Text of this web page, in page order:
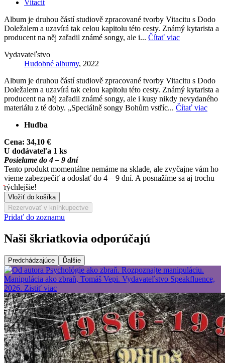
Vitacit
Album je druhou částí studiově zpracované tvorby Vitacitu s Dodo
Doležalem a uzavírá tak celou kapitolu této cesty. Známý kytarista a
producent na něj zařadil známé songy, ale i... Čítať viac
Vydavateľstvo
Hudobné albumy, 2022
Album je druhou částí studiově zpracované tvorby Vitacitu s Dodo
Doležalem a uzavírá tak celou kapitolu této cesty. Známý kytarista a
producent na něj zařadil známé songy, ale i kusy nikdy nevydaného
materiálu z té doby. „Speciálně songy Bohům vstříc... Čítať viac
Hudba
Cena: 34,10 €
U dodávateľa 1 ks
Posielame do 4 – 9 dní
Tento produkt momentálne nemáme na sklade, ale zvyčajne vám ho
vieme zabezpečiť a odoslať do 4 – 9 dní. A posnažíme sa aj trochu
rýchlejšie!
Vložiť do košíka
Rezervovať v kníhkupectve
Pridať do zoznamu
Naši škriatkovia odporúčajú
Predchádzajúce Ďalšie